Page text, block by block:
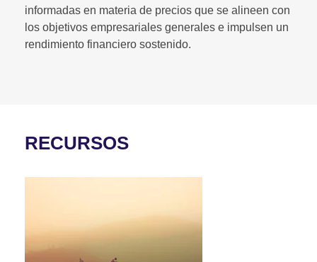
informadas en materia de precios que se alineen con
los objetivos empresariales generales e impulsen un
rendimiento financiero sostenido.
RECURSOS